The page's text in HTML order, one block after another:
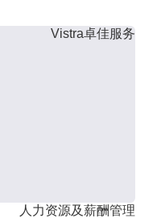
Vistra卓佳服务
人力资源及薪酬管理